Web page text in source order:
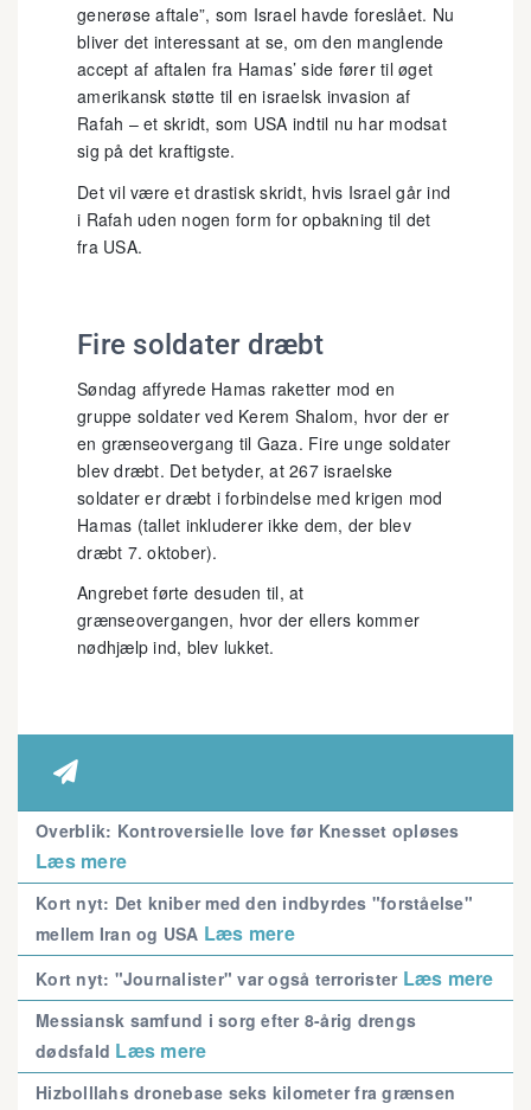
generøse aftale”, som Israel havde foreslået. Nu
bliver det interessant at se, om den manglende
accept af aftalen fra Hamas’ side fører til øget
amerikansk støtte til en israelsk invasion af
Rafah – et skridt, som USA indtil nu har modsat
sig på det kraftigste.
Det vil være et drastisk skridt, hvis Israel går ind
i Rafah uden nogen form for opbakning til det
fra USA.
Fire soldater dræbt
Søndag affyrede Hamas raketter mod en
gruppe soldater ved Kerem Shalom, hvor der er
en grænseovergang til Gaza. Fire unge soldater
blev dræbt. Det betyder, at 267 israelske
soldater er dræbt i forbindelse med krigen mod
Hamas (tallet inkluderer ikke dem, der blev
dræbt 7. oktober).
Angrebet førte desuden til, at
grænseovergangen, hvor der ellers kommer
nødhjælp ind, blev lukket.

Overblik: Kontroversielle love før Knesset opløses
Læs mere
Kort nyt: Det kniber med den indbyrdes "forståelse"
mellem Iran og USA Læs mere
Kort nyt: "Journalister" var også terrorister Læs mere
Messiansk samfund i sorg efter 8-årig drengs
dødsfald Læs mere
Hizbolllahs dronebase seks kilometer fra grænsen